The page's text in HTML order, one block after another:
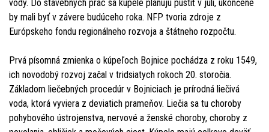
vody. Do stavebných prác sa kúpele plánujú pustiť v júli, ukončené
by mali byť v závere budúceho roka. NFP tvoria zdroje z
Európskeho fondu regionálneho rozvoja a štátneho rozpočtu.
Prvá písomná zmienka o kúpeľoch Bojnice pochádza z roku 1549,
ich novodobý rozvoj začal v tridsiatych rokoch 20. storočia.
Základom liečebných procedúr v Bojniciach je prírodná liečivá
voda, ktorá vyviera z deviatich prameňov. Liečia sa tu choroby
pohybového ústrojenstva, nervové a ženské choroby, choroby z